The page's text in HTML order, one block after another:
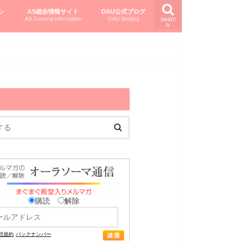
searc
h
AS総合情報サイト
AS General information
OAU公式ブログ
OAU Weblog
購読 解除
規約 バックナンバー